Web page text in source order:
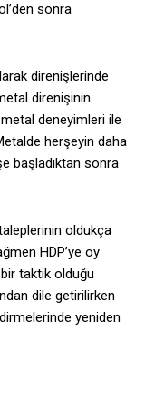
sonra
direnişlerinde
direnişinin
deneyimleri ile
herşeyin daha
başladıktan sonra
oldukça
HDP’ye oy
taktik olduğu
dile getirilirken
yeniden